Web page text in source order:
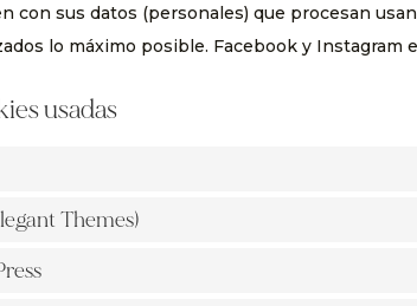
con sus datos (personales) que procesan
lo máximo posible. Facebook y Instagram
usadas
Themes)